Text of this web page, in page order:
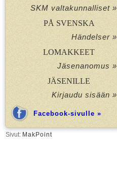
SKM valtakunnalliset »
PÅ SVENSKA
Händelser »
LOMAKKEET
Jäsenanomus »
JÄSENILLE
Kirjaudu sisään »
Facebook-sivulle »
Sivut: MakPoint